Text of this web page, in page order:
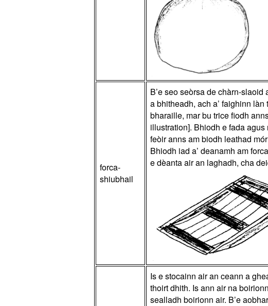
forca-
shiubhail
B’e seo seòrsa de chàrn-
a bhitheadh, ach a’ faighinn
bharaille, mar bu trice fiodh
illustration]. Bhiodh e fada
feòir anns am biodh leathad
Bhiodh iad a’ deanamh am
e dèanta air an laghadh, cha
Is e stocainn air an ceann a
thoirt dhith. Is ann air na
sealladh boirionn air. B’e